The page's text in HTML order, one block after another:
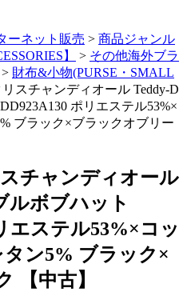
ーネット販売 > 商品ジャンル
】 > その他海外ブラ
> 財布&小物(PURSE・SMALL
リスチャンディオール Teddy-D
ポリエステル53%×
ブラック×ブラックオブリー
チャンディオール
ルボブハット
エステル53%×コッ
タン5% ブラック×
【中古】